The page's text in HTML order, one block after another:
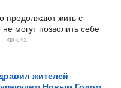
продолжают жить с
могут позволить себе
841
жителей